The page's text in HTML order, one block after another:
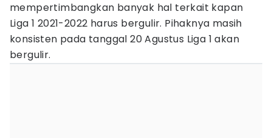
mempertimbangkan banyak hal terkait kapan
Liga 1 2021-2022 harus bergulir. Pihaknya masih
konsisten pada tanggal 20 Agustus Liga 1 akan
bergulir.